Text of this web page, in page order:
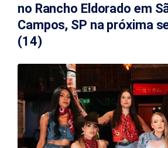
no Rancho Eldorado em
Campos, SP na próxima
(14)